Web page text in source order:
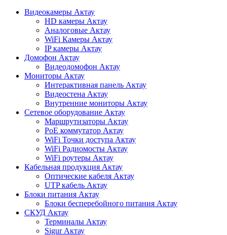
Видеокамеры Актау
HD камеры Актау
Аналоговые Актау
WiFi Камеры Актау
IP камеры Актау
Домофон Актау
Видеодомофон Актау
Мониторы Актау
Интерактивная панель Актау
Видеостена Актау
Внутренние мониторы Актау
Сетевое оборудование Актау
Маршрутизаторы Актау
PoE коммутатор Актау
WiFi Точки доступа Актау
WiFi Радиомосты Актау
WiFi роутеры Актау
Кабельная продукция Актау
Оптические кабеля Актау
UTP кабель Актау
Блоки питания Актау
Блоки бесперебойного питания Актау
СКУД Актау
Терминалы Актау
Sigur Актау